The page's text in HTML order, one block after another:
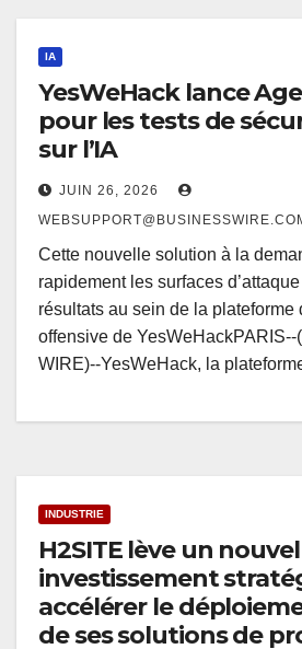
IA
YesWeHack lance
pour les tests de
sur l’IA
JUIN 26, 2026
Cette nouvelle solution à la
rapidement les surfaces
résultats au sein de la plateforme
offensive de
WIRE)--YesWeHack, la
INDUSTRIE
H2SITE lève un nouvel
investissement
accélérer le
de ses solutions de